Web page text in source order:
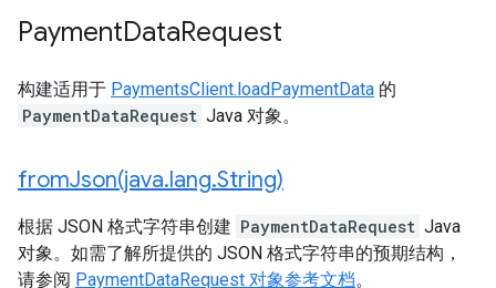
PaymentDataRequest
构建适用于 PaymentsClient.loadPaymentData 的
PaymentDataRequest Java 对象。
fromJson(java.lang.String)
根据 JSON 格式字符串创建 PaymentDataRequest Java
对象。如需了解所提供的 JSON 格式字符串的预期结构，
请参阅 PaymentDataRequest 对象参考文档。